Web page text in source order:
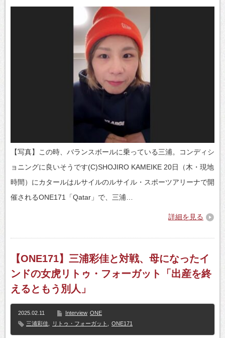
【写真】この時、バランスボールに乗っている三浦。コンディシ
ョニングに良いそうです(C)SHOJIRO KAMEIKE 20日（木・現地
時間）にカタールはルサイルのルサイル・スポーツアリーナで開
催されるONE171「Qatar」で、三浦…
詳細を見る
【ONE171】三浦彩佳と対戦、母になったイ
ンドの女虎リトゥ・フォーガット「出産を終
えるともう別人」
2025.02.11 Interview ONE
三浦彩佳
リトゥ・フォーガット ONE171